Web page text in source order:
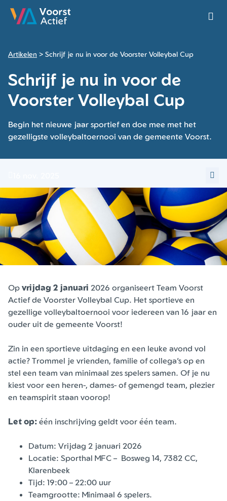
Ga naar de homepage van Voorst Actief
Artikelen Schrijf je nu in voor de Voorster Volleybal Cup
Schrijf je nu in voor de
Voorster Volleybal Cup
Begin het nieuwe jaar sportief en doe mee met het
gezelligste volleybaltoernooi van de gemeente Voorst.
Op vrijdag 2 januari 2026 organiseert Team Voorst
Actief de Voorster Volleybal Cup. Het sportieve en
gezellige volleybaltoernooi voor iedereen van 16 jaar en
ouder uit de gemeente Voorst!
Zin in een sportieve uitdaging en een leuke avond vol
actie? Trommel je vrienden, familie of collega’s op en
stel een team van minimaal zes spelers samen. Of je nu
kiest voor een heren-, dames- of gemengd team, plezier
en teamspirit staan voorop!
Let op: één inschrijving geldt voor één team.
Datum: Vrijdag 2 januari 2026
Locatie: Sporthal MFC – Bosweg 14, 7382 CC,
Klarenbeek
Tijd: 19:00 – 22:00 uur
Teamgrootte: Minimaal 6 spelers.